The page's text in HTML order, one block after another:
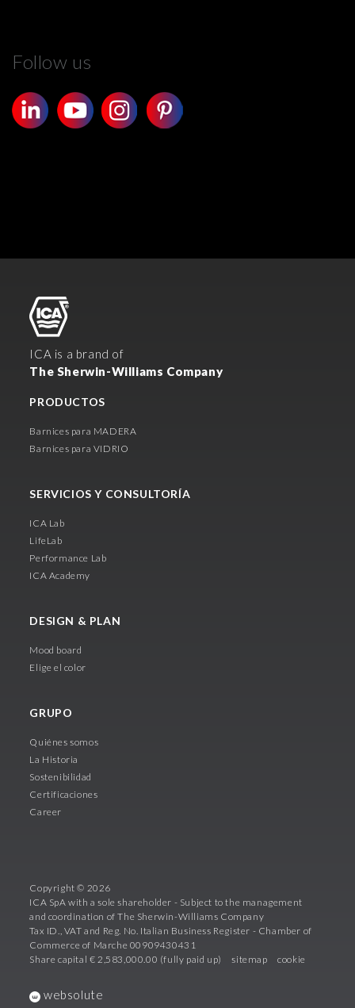
Follow us
ICA is a brand of
The Sherwin-Williams Company
PRODUCTOS
Barnices para MADERA
Barnices para VIDRIO
SERVICIOS Y CONSULTORÍA
ICA Lab
LifeLab
Performance Lab
ICA Academy
DESIGN & PLAN
Mood board
Elige el color
GRUPO
Quiénes somos
La Historia
Sostenibilidad
Certificaciones
Career
Copyright © 2026
ICA SpA with a sole shareholder - Subject to the management
and coordination of The Sherwin-Williams Company
Tax ID., VAT and Reg. No. Italian Business Register - Chamber of
Commerce of Marche 00909430431
Share capital € 2,583,000.00 (fully paid up)
sitemap cookie
websolute